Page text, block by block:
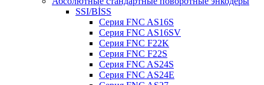
SSI/BİSS
Серия FNC AS16S
Серия FNC AS16SV
Серия FNC F22K
Серия FNC F22S
Серия FNC AS24S
Серия FNC AS24E